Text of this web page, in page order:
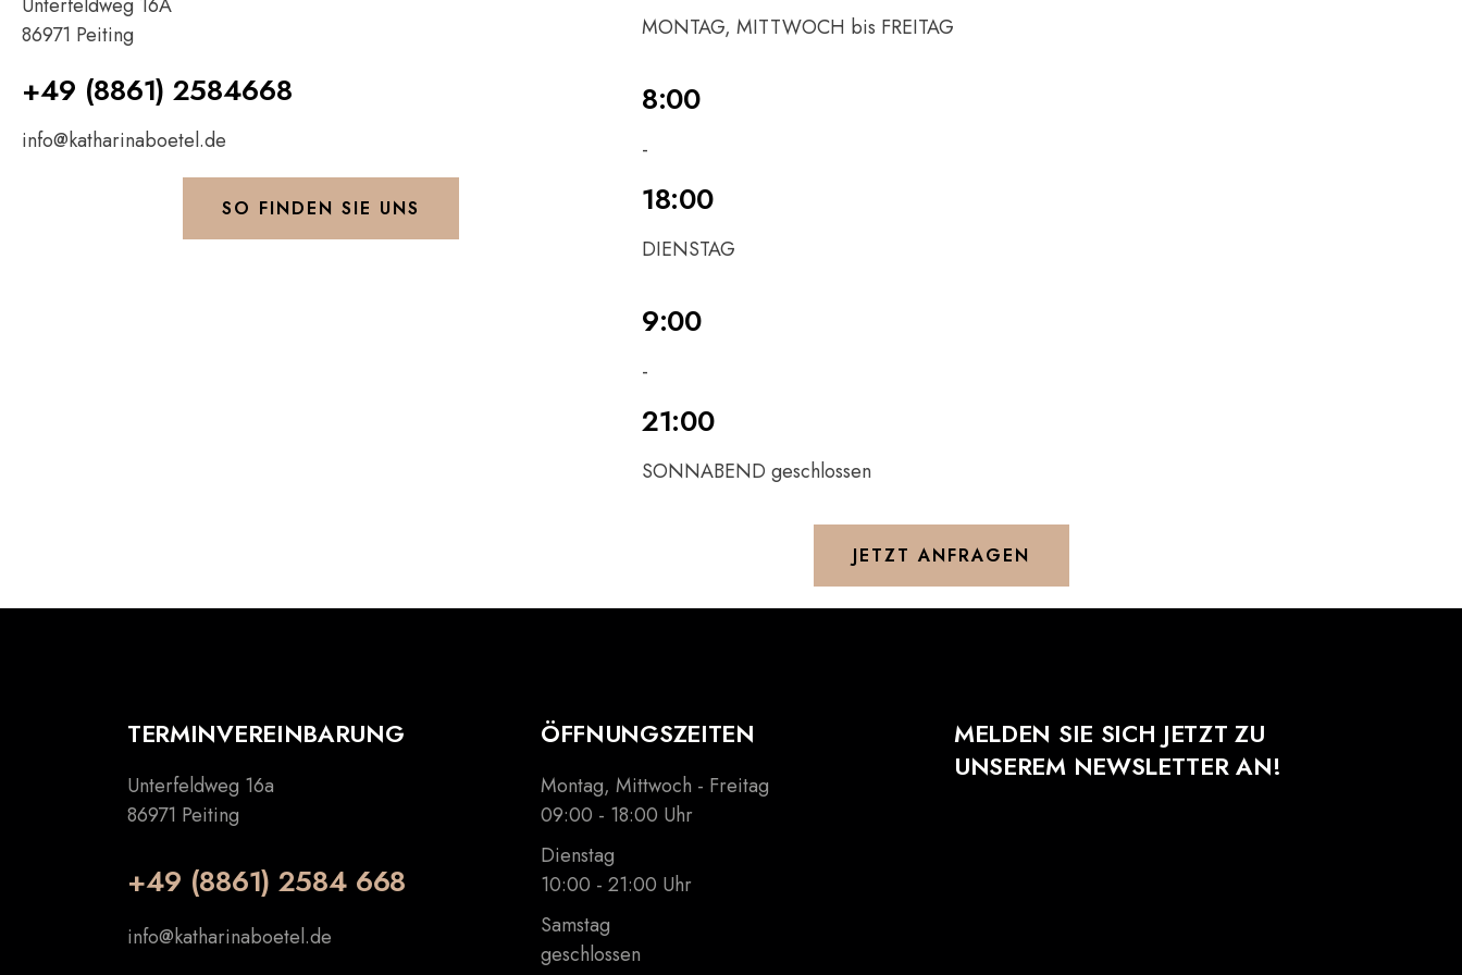
86971 Peiting
+49 (8861) 2584668
info@katharinaboetel.de
SO FINDEN SIE UNS
MONTAG, MITTWOCH bis FREITAG
8:00
-
18:00
DIENSTAG
9:00
-
21:00
SONNABEND geschlossen
JETZT ANFRAGEN
TERMINVEREINBARUNG
Unterfeldweg 16a
86971 Peiting
+49 (8861) 2584 668
info@katharinaboetel.de
ÖFFNUNGSZEITEN
Montag, Mittwoch - Freitag
09:00 - 18:00 Uhr
Dienstag
10:00 - 21:00 Uhr
Samstag
geschlossen
MELDEN SIE SICH JETZT ZU
UNSEREM NEWSLETTER AN!